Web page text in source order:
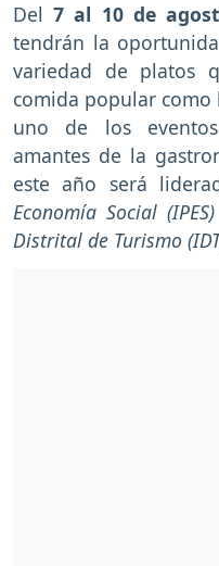
Del7 al 10 de
tendrán la
variedad de platos
comida popular como
uno de los
amantes de la
este año será
Economía Social (IPES)
Distrital de Turismo